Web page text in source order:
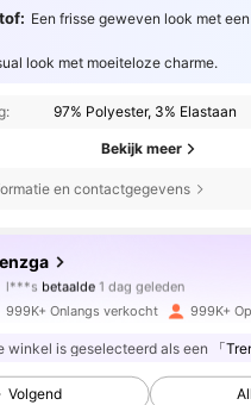
Een frisse geweven look met
look met moeiteloze charme.
97% Polyester, 3% Elastaan
Bekijk meer
en contactgegevens
4.77
3M Volgers
l***s betaalde 1 dag geleden
10 minuten geleden
4.77 3M Volgers
999K+ Onlangs verkocht 999K+
winkel is geselecteerd als een 「
Volgend